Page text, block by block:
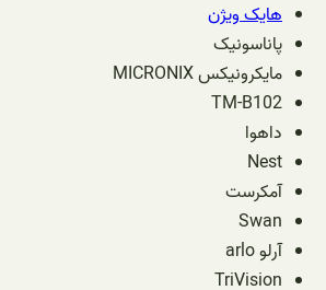
هایک ویژن
پاناسونیک
مایکرونیکس MICRONIX
TM-B102
داهوا
Nest
آمکرست
Swan
آرلو arlo
TriVision